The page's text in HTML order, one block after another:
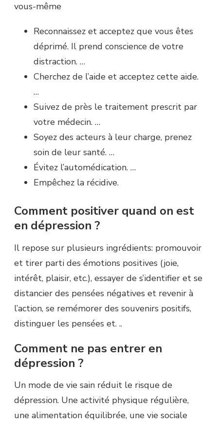
vous-même
Reconnaissez et acceptez que vous êtes
déprimé. Il prend conscience de votre
distraction. …
Cherchez de l’aide et acceptez cette aide.
…
Suivez de près le traitement prescrit par
votre médecin. …
Soyez des acteurs à leur charge, prenez
soin de leur santé. …
Évitez l’automédication. …
Empêchez la récidive.
Comment positiver quand on est
en dépression ?
Il repose sur plusieurs ingrédients: promouvoir
et tirer parti des émotions positives (joie,
intérêt, plaisir, etc.), essayer de s’identifier et se
distancier des pensées négatives et revenir à
l’action, se remémorer des souvenirs positifs,
distinguer les pensées et. ..
Comment ne pas entrer en
dépression ?
Un mode de vie sain réduit le risque de
dépression. Une activité physique régulière,
une alimentation équilibrée, une vie sociale